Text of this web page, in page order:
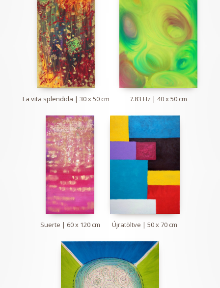
La vita splendida | 30 x 50 cm 7.83 Hz | 40 x 50 cm
Suerte | 60 x 120 cm Újratöltve | 50 x 70 cm